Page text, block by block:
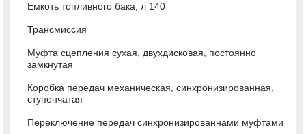
Емкоть топливного бака, л 140
Трансмиссия
Муфта сцепления сухая, двухдисковая, постоянно
замкнутая
Коробка передач механическая, синхронизированная,
ступенчатая
Переключение передач синхронизированнами муфтами